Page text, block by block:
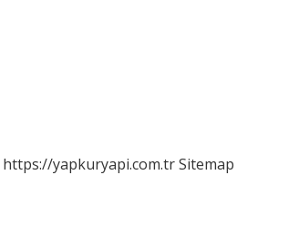
https://yapkuryapi.com.trSitemap